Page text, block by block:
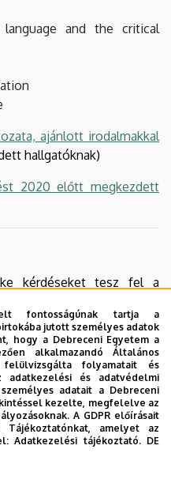
and the critical
ajánlott irodalmakkal
hallgatóknak)
2020 előtt megkezdett
kérdéseket tesz fel a
a szakdolgozat
a jelölt megfelelően
szakterületén. A
nem kell tartania.
a tanulmányaikat
fontosságúnak tartja a
jutott személyes adatok
hogy a Debreceni Egyetem a
alkalmazandó Általános
folyamatait és
adatkezelési és adatvédelmi
adatait a Debreceni
kezelte, megfelelve az
A GDPR előírásait
Tájékoztatónkat, amelyet az
Adatkezelési tájékoztató. DE